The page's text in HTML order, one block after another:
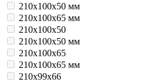
210x100x50 мм
210x100x65 мм
210х100х50
210х100х50 мм
210х100х65
210х100х65 мм
210х99х66